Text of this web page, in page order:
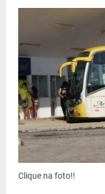
Clique na foto!!